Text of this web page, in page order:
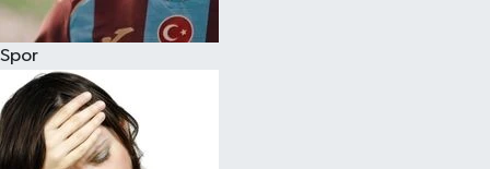
Spor
Siyaset
Teknoloji
Televizyon